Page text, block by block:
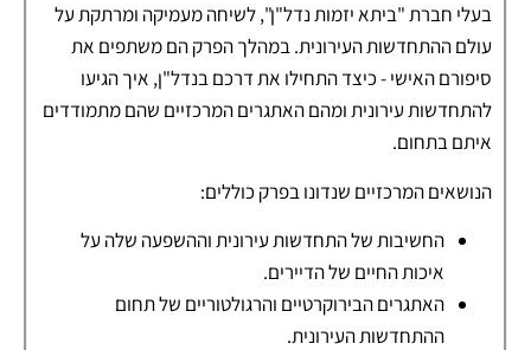
בעלי חברת "ביתא יזמות נדל"ן", לשיחה מעמיקה ומרתקת על
עולם ההתחדשות העירונית. במהלך הפרק הם משתפים את
סיפורם האישי - כיצד התחילו את דרכם בנדל"ן, איך הגיעו
להתחדשות עירונית ומהם האתגרים המרכזיים שהם מתמודדים
איתם בתחום.
הנושאים המרכזיים שנדונו בפרק כוללים:
החשיבות של התחדשות עירונית וההשפעה שלה על
איכות החיים של הדיירים.
האתגרים הבירוקרטיים והרגולטוריים של תחום
ההתחדשות העירונית.